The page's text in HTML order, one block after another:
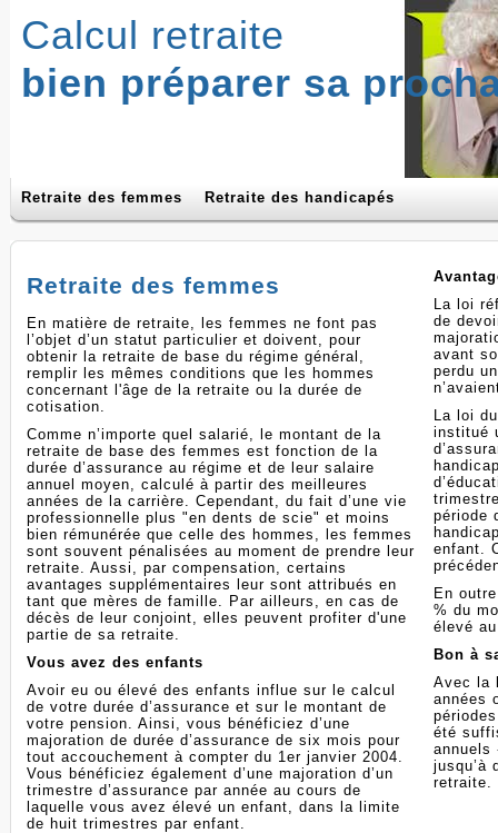
Calcul retraite
bien préparer sa
Retraite des femmes Retraite des handicapés
Retraite des femmes
En matière de retraite, les femmes ne font pas
l’objet d’un statut particulier et doivent, pour
obtenir la retraite de base du régime général,
remplir les mêmes conditions que les hommes
concernant l'âge de la retraite ou la durée de
cotisation.
Comme n’importe quel salarié, le montant de la
retraite de base des femmes est fonction de la
durée d’assurance au régime et de leur salaire
annuel moyen, calculé à partir des meilleures
années de la carrière. Cependant, du fait d’une vie
professionnelle plus "en dents de scie" et moins
bien rémunérée que celle des hommes, les femmes
sont souvent pénalisées au moment de prendre leur
retraite. Aussi, par compensation, certains
avantages supplémentaires leur sont attribués en
tant que mères de famille. Par ailleurs, en cas de
décès de leur conjoint, elles peuvent profiter d'une
partie de sa retraite.
Vous avez des enfants
Avoir eu ou élevé des enfants influe sur le calcul
de votre durée d’assurance et sur le montant de
votre pension. Ainsi, vous bénéficiez d’une
majoration de durée d’assurance de six mois pour
tout accouchement à compter du 1er janvier 2004.
Vous bénéficiez également d’une majoration d’un
trimestre d’assurance par année au cours de
laquelle vous avez élevé un enfant, dans la limite
de huit trimestres par enfant.
La loi
de
avant
perdu
La loi
institué
période
enfant.
En
% du
élevé
Bon à
Avec la
années
été
annuels
jusqu’à
retraite.